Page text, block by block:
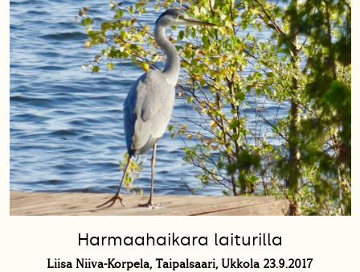
Harmaahaikara laiturilla
Liisa Niiva-Korpela, Taipalsaari, Ukkola 23.9.2017